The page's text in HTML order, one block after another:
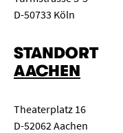
D-50733 Köln
STANDORT
AACHEN
Theaterplatz 16
D-52062 Aachen